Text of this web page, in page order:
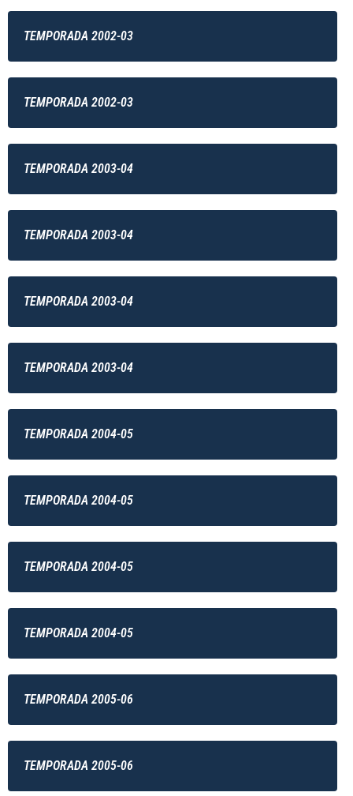
TEMPORADA 2002-03
TEMPORADA 2002-03
TEMPORADA 2003-04
TEMPORADA 2003-04
TEMPORADA 2003-04
TEMPORADA 2003-04
TEMPORADA 2004-05
TEMPORADA 2004-05
TEMPORADA 2004-05
TEMPORADA 2004-05
TEMPORADA 2005-06
TEMPORADA 2005-06